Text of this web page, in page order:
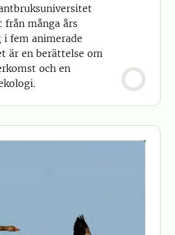
från många års
i fem animerade
är en berättelse om
och en